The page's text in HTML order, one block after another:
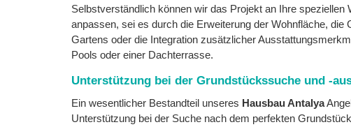
Selbstverständlich können wir das Projekt an Ihre speziellen
anpassen, sei es durch die Erweiterung der Wohnfläche, die
Gartens oder die Integration zusätzlicher
Pools oder einer Dachterrasse.
Unterstützung bei der Grundstückssuche und -
Ein wesentlicher Bestandteil unseres Hausbau Antalya
Unterstützung bei der Suche nach dem perfekten